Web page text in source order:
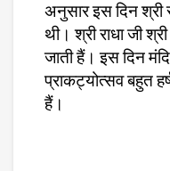
अनुसार इस दिन श्री
थी। श्री राधा जी
जाती हैं। इस दिन
प्राकट्योत्सव बहुत
हैं।